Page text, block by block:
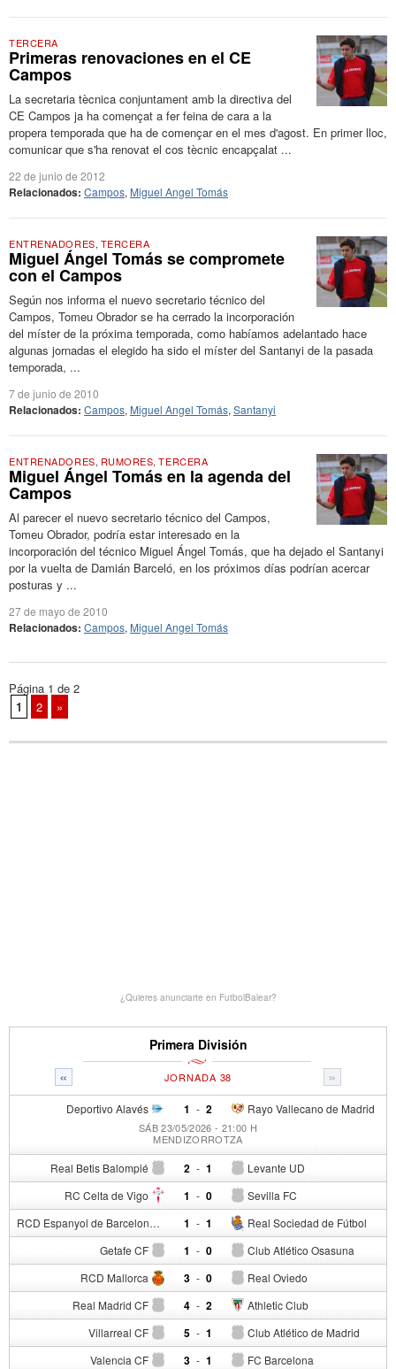
TERCERA
Primeras renovaciones en el CE
Campos
La secretaria tècnica conjuntament amb la directiva del
CE Campos ja ha començat a fer feina de cara a la
propera temporada que ha de començar en el mes d'agost. En primer lloc,
comunicar que s'ha renovat el cos tècnic encapçalat ...
22 de junio de 2012
Relacionados: Campos, Miguel Angel Tomás
ENTRENADORES, TERCERA
Miguel Ángel Tomás se compromete
con el Campos
Según nos informa el nuevo secretario técnico del
Campos, Tomeu Obrador se ha cerrado la incorporación
del míster de la próxima temporada, como habíamos adelantado hace
algunas jornadas el elegido ha sido el míster del Santanyi de la pasada
temporada, ...
7 de junio de 2010
Relacionados: Campos, Miguel Angel Tomás, Santanyi
ENTRENADORES, RUMORES,TERCERA
Miguel Ángel Tomás en la agenda del
Campos
Al parecer el nuevo secretario técnico del Campos,
Tomeu Obrador, podría estar interesado en la
incorporación del técnico Miguel Ángel Tomás, que ha dejado el Santanyi
por la vuelta de Damián Barceló, en los próximos días podrían acercar
posturas y ...
27 de mayo de 2010
Relacionados: Campos, Miguel Angel Tomás
Página 1 de 2
1
2 »
¿Quieres anunciarte en FutbolBalear?
Primera División
« »
JORNADA 38
Deportivo Alavés 1 - Rayo Vallecano de Madrid
2
SÁB 23/05/2026 - 21:00 H
MENDIZORROTZA
Real Betis Balompié 2 - Levante UD
1
RC Celta de Vigo 1 - Sevilla FC
0
RCD Espanyol de Barcelona 1 - Real Sociedad de Fútbol
1
Getafe CF 1 - Club Atlético Osasuna
0
RCD Mallorca 3 - Real Oviedo
0
Real Madrid CF 4 - Athletic Club
2
Villarreal CF 5 - Club Atlético de Madrid
1
Valencia CF 3 - FC Barcelona
1